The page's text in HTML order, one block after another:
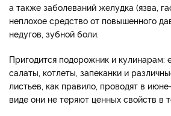
а также заболеваний желудка (язва,
неплохое средство от повышенного
недугов, зубной боли.
Пригодится подорожник и кулинарам:
салаты, котлеты, запеканки и
листьев, как правило, проводят в
виде они не теряют ценных свойств в